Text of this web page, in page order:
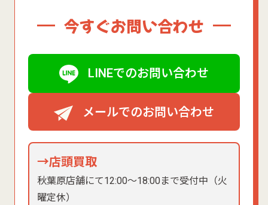
今すぐお問い合わせ
LINEでのお問い合わせ
メールでのお問い合わせ
→店頭買取
秋葉原店舗にて12:00〜18:00まで受付中（火
曜定休）